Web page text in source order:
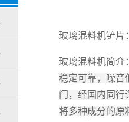
玻璃混料机铲片
玻璃混料机简介
稳定可靠，噪音
门
，经国内同
将多种成分的原